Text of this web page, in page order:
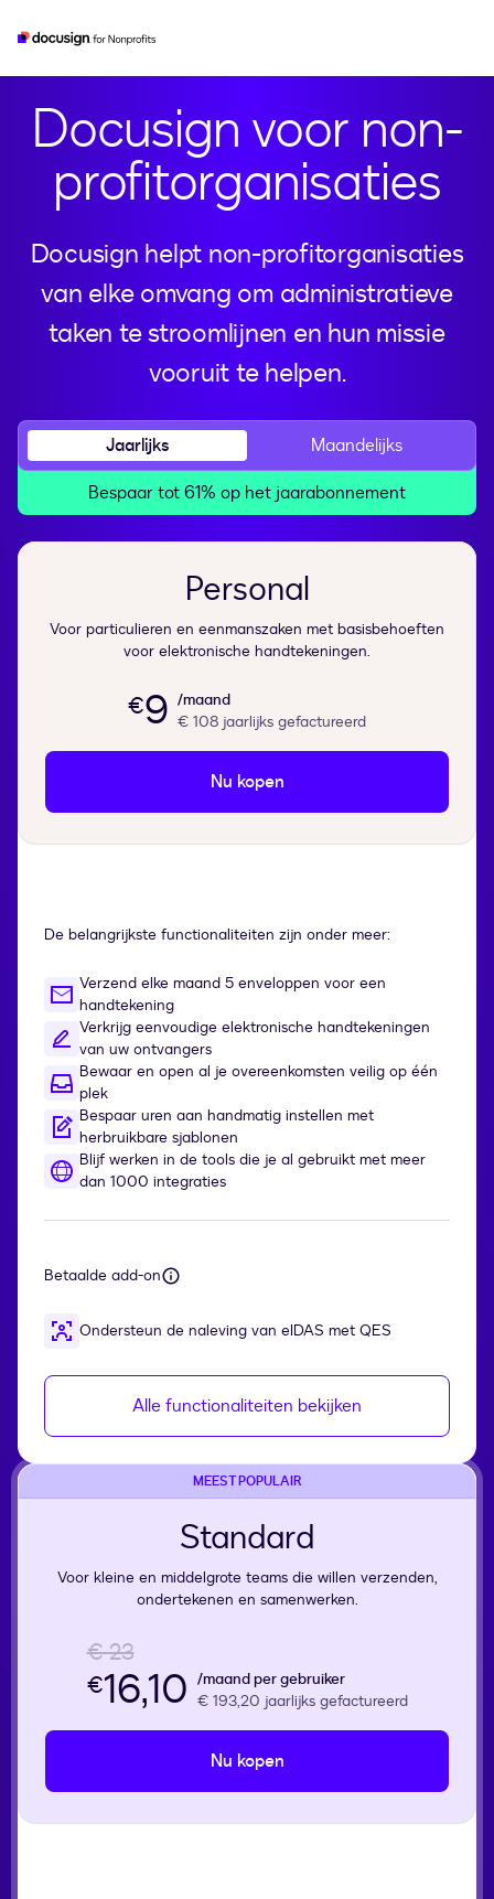
Docusign voor non-
profitorganisaties
Docusign helpt non-profitorganisaties
van elke omvang om administratieve
taken te stroomlijnen en hun missie
vooruit te helpen.
Jaarlijks
Maandelijks
Bespaar tot 61% op het jaarabonnement
Personal
Voor particulieren en eenmanszaken met basisbehoeften
voor elektronische handtekeningen.
€9 /maand
€ 108 jaarlijks gefactureerd
Nu kopen
De belangrijkste functionaliteiten zijn onder meer:
Verzend elke maand 5 enveloppen voor een
handtekening
Verkrijg eenvoudige elektronische handtekeningen
van uw ontvangers
Bewaar en open al je overeenkomsten veilig op één
plek
Bespaar uren aan handmatig instellen met
herbruikbare sjablonen
Blijf werken in de tools die je al gebruikt met meer
dan 1000 integraties
Betaalde add-on
Ondersteun de naleving van eIDAS met QES
Alle functionaliteiten bekijken
MEEST POPULAIR
Standard
Voor kleine en middelgrote teams die willen verzenden,
ondertekenen en samenwerken.
€ 23
€16,10 /maand per gebruiker
€ 193,20 jaarlijks gefactureerd
Nu kopen